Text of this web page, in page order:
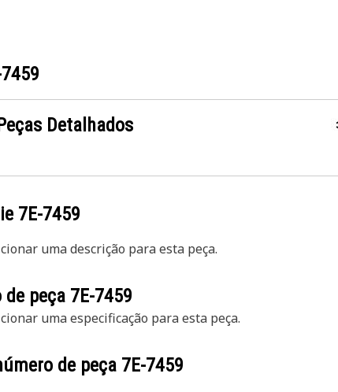
Detalhados
7E-7459
uma descrição para esta peça.
de peça 7E-7459
uma especificação para esta peça.
de peça 7E-7459